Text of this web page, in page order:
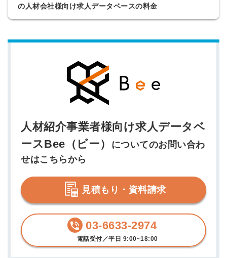
の人材会社様向け求人データベースの料金
人材紹介事業者様向け求人データベ
ースBee（ビー）
についてのお問い合わ
せはこちらから
見積もり・資料請求
03-6633-2974
電話受付／平日 9:00~18:00